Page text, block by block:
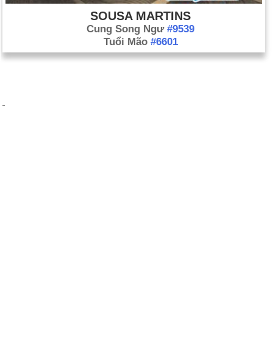
SOUSA MARTINS
Cung Song Ngư #9539
Tuổi Mão #6601